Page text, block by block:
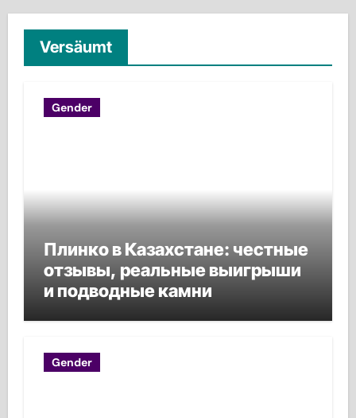
Versäumt
Gender
Плинко в Казахстане: честные
отзывы, реальные выигрыши
и подводные камни
Gender